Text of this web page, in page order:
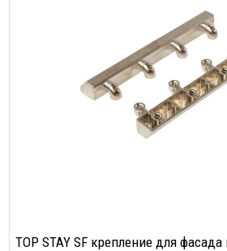
TOP STAY SF крепление для фасада